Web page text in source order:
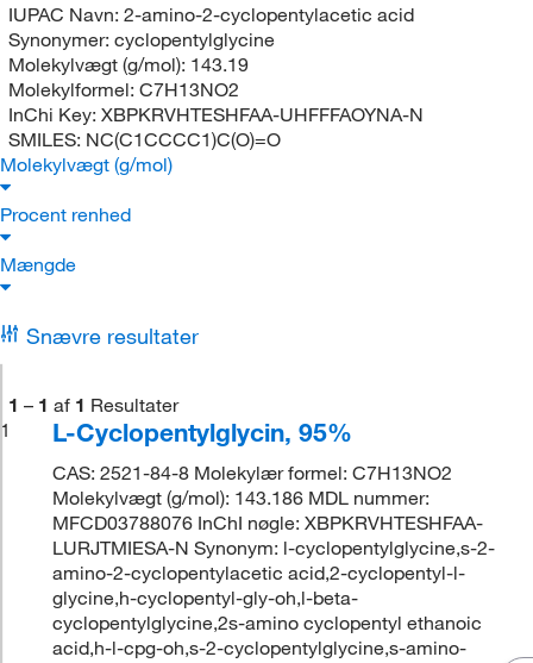
IUPAC Navn: 2-amino-2-cyclopentylacetic acid
Synonymer: cyclopentylglycine
Molekylvægt (g/mol): 143.19
Molekylformel: C7H13NO2
InChi Key: XBPKRVHTESHFAA-UHFFFAOYNA-N
SMILES: NC(C1CCCC1)C(O)=O
Molekylvægt (g/mol)
Procent renhed
Mængde
Snævre resultater
1 – 1 af 1 Resultater
1
L-Cyclopentylglycin, 95%
CAS: 2521-84-8 Molekylær formel: C7H13NO2
Molekylvægt (g/mol): 143.186 MDL nummer:
MFCD03788076 InChI nøgle: XBPKRVHTESHFAA-
LURJTMIESA-N Synonym: l-cyclopentylglycine,s-2-
amino-2-cyclopentylacetic acid,2-cyclopentyl-l-
glycine,h-cyclopentyl-gly-oh,l-beta-
cyclopentylglycine,2s-amino cyclopentyl ethanoic
acid,h-l-cpg-oh,s-2-cyclopentylglycine,s-amino-